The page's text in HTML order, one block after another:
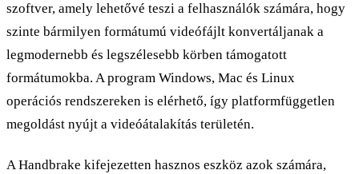
szoftver, amely lehetővé teszi a felhasználók számára, hogy
szinte bármilyen formátumú videófájlt konvertáljanak a
legmodernebb és legszélesebb körben támogatott
formátumokba. A program Windows, Mac és Linux
operációs rendszereken is elérhető, így platformfüggetlen
megoldást nyújt a videóátalakítás területén.
A Handbrake kifejezetten hasznos eszköz azok számára,